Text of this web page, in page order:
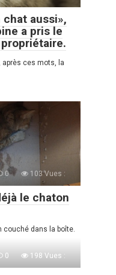
aussi»,
a pris le
ces mots, la
0 103 Vues :
le chaton
couché dans la boîte.
0 198 Vues :